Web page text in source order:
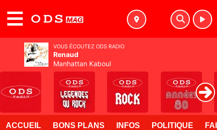
ACCUEIL BONS PLANS INFOS POLITIQUE
VOUS ÉCOUTEZ ODS RADIO
Renaud
Manhattan Kaboul